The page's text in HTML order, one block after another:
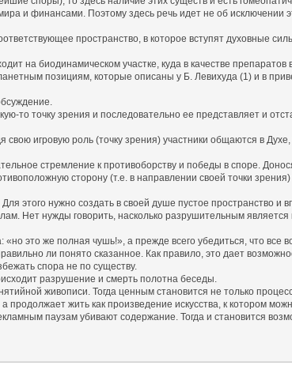
и финансами. Поэтому здесь речь идет не об исключении
пространство, в которое вступят духовные
на биодинамическом участке, куда в качестве препаратов
позициям, которые описаны у Б. Левихуда (1) и в
то точку зрения и последовательно ее представляет и
игровую роль (точку зрения) участники общаются в Духе,
стремление к противоборству и победы в споре.
сторону (т.е. в направлении своей точки зрения)
этого нужно создать в своей душе пустое пространство и
Нет нужды говорить, насколько разрушительным является
это же полная чушь!», а прежде всего убедиться, что все
ли понято сказанное. Как правило, это дает
спора не по существу.
разрушение и смерть полотна беседы.
живописи. Тогда ценным становится не только
жить как произведение искусства, к котором
паузам убивают содержание. Тогда и становится